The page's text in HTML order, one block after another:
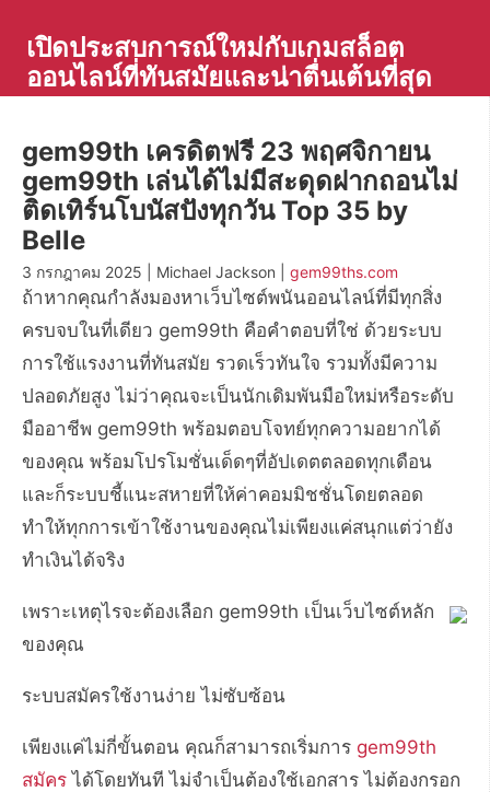
contentเปิดประสบการณ์ใหม่กับเกมสล็อต
ออนไลน์ที่ทันสมัยและน่าตื่นเต้นที่สุด
gem99th เครดิตฟรี 23 พฤศจิกายน
gem99th เล่นได้ไม่มีสะดุดฝากถอนไม่
ติดเทิร์นโบนัสปังทุกวัน Top 35 by
Belle
3 กรกฎาคม 2025 | Michael Jackson | gem99ths.com
ถ้าหากคุณกำลังมองหาเว็บไซต์พนันออนไลน์ที่มีทุกสิ่ง
ครบจบในที่เดียว gem99th คือคำตอบที่ใช่ ด้วยระบบ
การใช้แรงงานที่ทันสมัย รวดเร็วทันใจ รวมทั้งมีความ
ปลอดภัยสูง ไม่ว่าคุณจะเป็นนักเดิมพันมือใหม่หรือระดับ
มืออาชีพ gem99th พร้อมตอบโจทย์ทุกความอยากได้
ของคุณ พร้อมโปรโมชั่นเด็ดๆที่อัปเดตตลอดทุกเดือน
และก็ระบบชี้แนะสหายที่ให้ค่าคอมมิชชั่นโดยตลอด
ทำให้ทุกการเข้าใช้งานของคุณไม่เพียงแค่สนุกแต่ว่ายัง
ทำเงินได้จริง
เพราะเหตุไรจะต้องเลือก gem99th เป็นเว็บไซต์หลัก
ของคุณ
ระบบสมัครใช้งานง่าย ไม่ซับซ้อน
เพียงแค่ไม่กี่ขั้นตอน คุณก็สามารถเริ่มการ gem99th
สมัคร ได้โดยทันที ไม่จำเป็นต้องใช้เอกสาร ไม่ต้องกรอก